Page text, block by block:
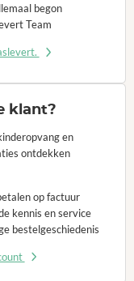
begon
Team
klant?
en
ontdekken
op factuur
kennis en service
bestelgeschiedenis